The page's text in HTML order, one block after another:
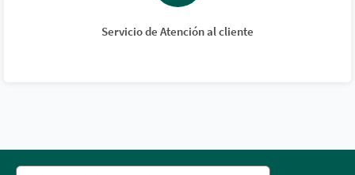
Servicio de Atención al cliente